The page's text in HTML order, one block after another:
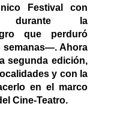
Festival con
durante la
que perduró
semanas—. Ahora
segunda edición,
y con la
en el marco
Cine-Teatro.